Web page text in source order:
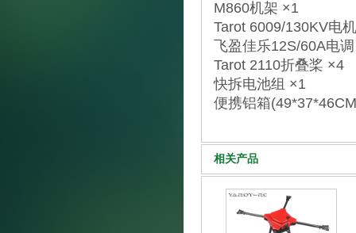
M860机架 ×1
Tarot 6009/130KV电
飞盈佳乐12S/60A电
Tarot 2110折叠桨 ×4
快拆电池组 ×1
便携铝箱
相关产品